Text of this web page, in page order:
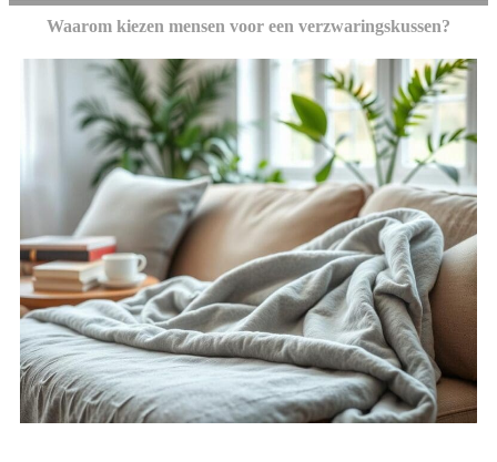
Waarom kiezen mensen voor een verzwaringskussen?